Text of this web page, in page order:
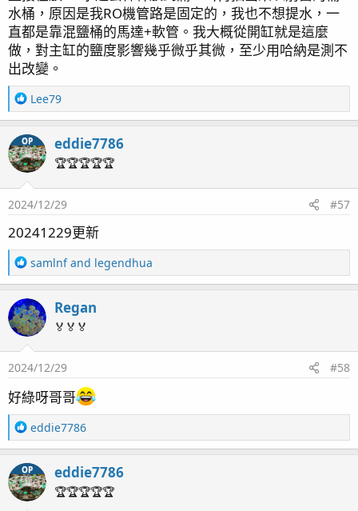
最近加入的司馬來KH機，目前使用起來，感覺還不錯，
不過使用時間不夠長，還不知道長期效果，但是至少在操
作部分是很簡單的
為了配合這台新來的設備，把壓克力門片再次改裝了一下
中間使用透明的部分可以清楚的看到廢水瓶 檢測液 K H數
值 還有加溫棒溫控 以及R O淡水桶的水量 DIY的好處就是
隨時想改裝都沒問題
另外為了配合安裝這台機器以及底櫃裡面的新增的滴定
機，為了騰出空間直接把上水管路改掉，順便一併解決打
孔虹吸的問題。
把原本穿過玻璃的孔使用管帽封起來 改成32 mm的管直
接繞過玻璃穿過活動邊條 入水之後，再加上3D列印的旋
轉頭 效果跟顏值都還不錯
新增XE5 *2 為了增加滴定陰陽離子 目前使用六頭，其餘
備用。
水桶，原因是我RO機管路是固定的，我也不想提水，一
直都是靠混鹽桶的馬達+軟管。我大概從開缸就是這麼
做，對主缸的鹽度影響幾乎微乎其微，至少用哈納是測不
出改變。
R
e
c
t
i
o
n
：
Lee79
OP eddie7786
🏆🏆🏆🏆🏆
2024/12/29 #57
20241229更新
R
e
c
t
i
o
n
：
samlnfand legendhua
Regan
🏅🏅🏅
2024/12/29 #58
好綠呀哥哥
R
e
c
t
i
eddie7786
OP eddie7786
🏆🏆🏆🏆🏆